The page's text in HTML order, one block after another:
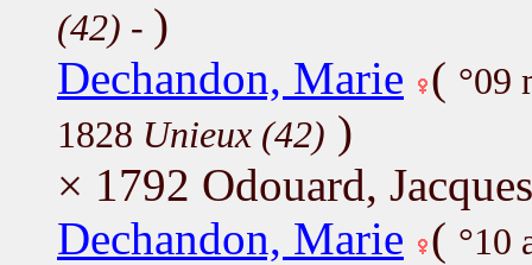
(42) - )
Dechandon, Marie ( °09
1828 Unieux (42) )
× 1792 Odouard, Jacques
Dechandon, Marie ( °10